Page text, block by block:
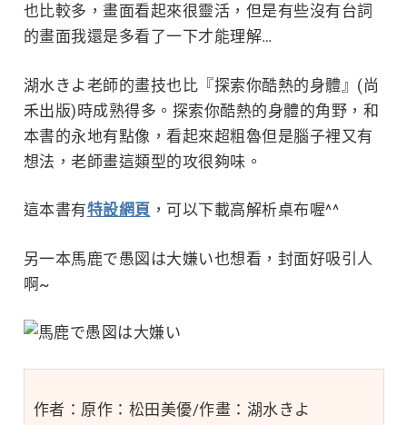
也比較多，畫面看起來很靈活，但是有些沒有台詞
的畫面我還是多看了一下才能理解…
湖水きよ老師的畫技也比『探索你酷熱的身體』(尚
禾出版)時成熟得多。探索你酷熱的身體的角野，和
本書的永地有點像，看起來超粗魯但是腦子裡又有
想法，老師畫這類型的攻很夠味。
這本書有特設網頁 ，可以下載高解析桌布喔^^
另一本馬鹿で愚図は大嫌い也想看，封面好吸引人
啊~
作者： 原作：松田美優/作畫：湖水きよ